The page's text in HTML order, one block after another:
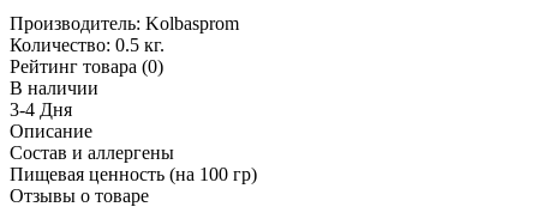
Производитель: Kolbasprom
Количество: 0.5 кг.
Рейтинг товара (0)
В наличии
3-4 Дня
Описание
Состав и аллергены
Пищевая ценность (на 100 гр)
Отзывы о товаре